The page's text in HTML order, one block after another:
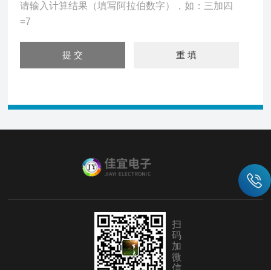
请输入计算结果（填写阿拉伯数字），如：三加四
=7
扫
码
加
微
信